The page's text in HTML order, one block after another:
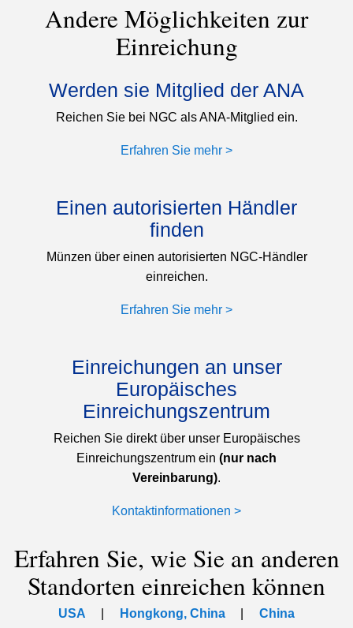
Andere Möglichkeiten zur
Einreichung
Werden sie Mitglied der ANA
Reichen Sie bei NGC als ANA-Mitglied ein.
Erfahren Sie mehr >
Einen autorisierten Händler
finden
Münzen über einen autorisierten NGC-Händler
einreichen.
Erfahren Sie mehr >
Einreichungen an unser
Europäisches
Einreichungszentrum
Reichen Sie direkt über unser Europäisches
Einreichungszentrum ein (nur nach
Vereinbarung).
Kontaktinformationen >
Erfahren Sie, wie Sie an anderen
Standorten einreichen können
USA Hongkong, China China